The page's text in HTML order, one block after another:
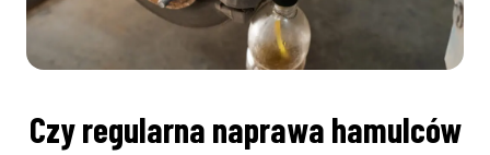
Czy regularna naprawa hamulców